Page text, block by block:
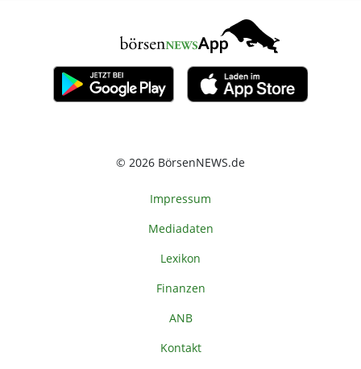
© 2026 BörsenNEWS.de
Impressum
Mediadaten
Lexikon
Finanzen
ANB
Kontakt